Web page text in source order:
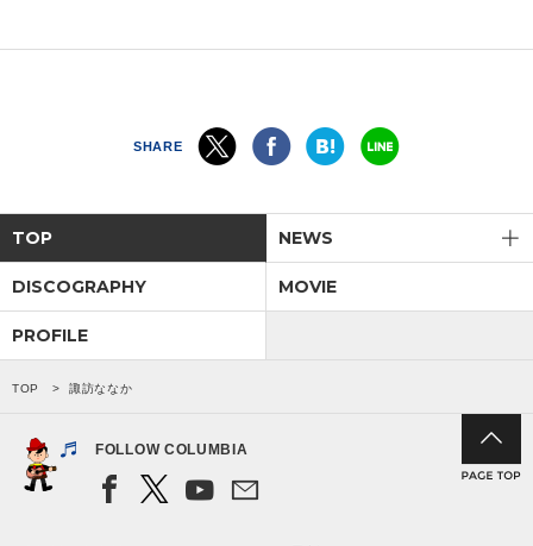
SHARE
TOP NEWS
DISCOGRAPHY MOVIE
PROFILE
TOP 諏訪ななか
FOLLOW COLUMBIA